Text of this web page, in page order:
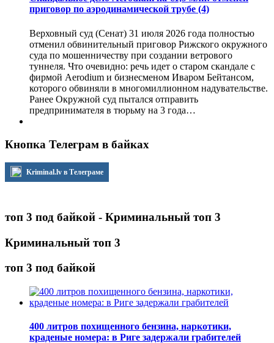
приговор по аэродинамической трубе (4)
Верховный суд (Сенат) 31 июля 2026 года полностью
отменил обвинительный приговор Рижского окружного
суда по мошенничеству при создании ветрового
туннеля. Что очевидно: речь идет о старом скандале с
фирмой Aerodium и бизнесменом Иваром Бейтансом,
которого обвиняли в многомиллионном надувательстве.
Ранее Окружной суд пытался отправить
предпринимателя в тюрьму на 3 года…
Кнопка Телеграм в байках
Kriminal.lv в Телеграме
топ 3 под байкой - Криминальный топ 3
Криминальный топ 3
топ 3 под байкой
400 литров похищенного бензина, наркотики,
краденые номера: в Риге задержали грабителей